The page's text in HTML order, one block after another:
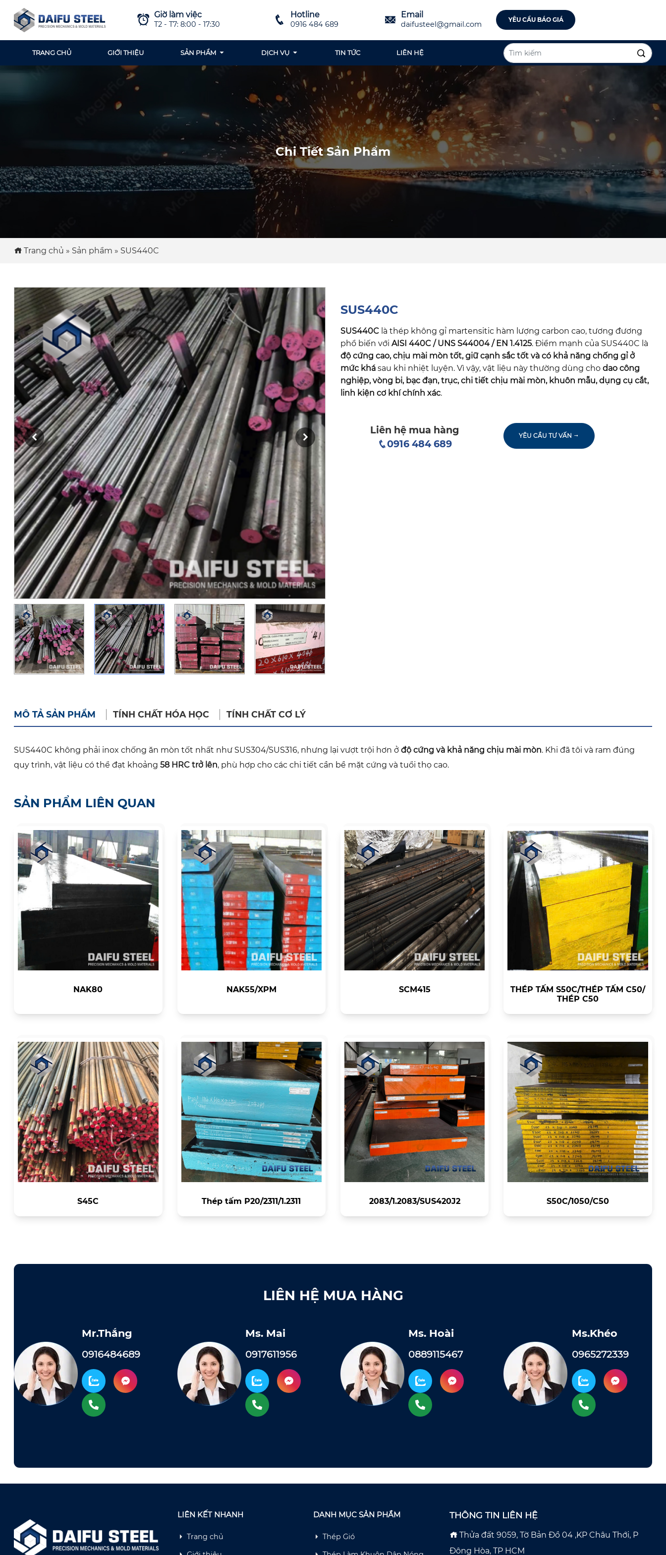
Giờ làm việc
T2 - T7: 8:00 - 17:30
Hotline
0916 484 689
Email
daifusteel@gmail.com
YÊU CẦU BÁO GIÁ
TRANG CHỦ GIỚI THIỆU SẢN PHẨM DỊCH VỤ TIN TỨC LIÊN HỆ
Chi Tiết Sản Phẩm
Trang chủ » Sản phẩm » SUS440C
SUS440C
SUS440C là thép không gỉ martensitic hàm lượng carbon cao, tương đương
phổ biến với AISI 440C / UNS S44004 / EN 1.4125. Điểm mạnh của SUS440C là
độ cứng cao, chịu mài mòn tốt, giữ cạnh sắc tốt và có khả năng chống gỉ ở
mức khá sau khi nhiệt luyện. Vì vậy, vật liệu này thường dùng cho dao công
nghiệp, vòng bi, bạc đạn, trục, chi tiết chịu mài mòn, khuôn mẫu, dụng cụ cắt,
linh kiện cơ khí chính xác.
Liên hệ mua hàng
0916 484 689
YÊU CẦU TƯ VẤN
MÔ TẢ SẢN PHẨM TÍNH CHẤT HÓA HỌC TÍNH CHẤT CƠ LÝ
SUS440C không phải inox chống ăn mòn tốt nhất như SUS304/SUS316, nhưng lại vượt trội hơn ởđộ cứng và khả năng chịu mài mòn. Khi đã tôi và ram đúng
quy trình, vật liệu có thể đạt khoảng58 HRC trở lên, phù hợp cho các chi tiết cần bề mặt cứng và tuổi thọ cao.
SẢN PHẨM LIÊN QUAN
NAK80 NAK55/XPM SCM415
THÉP TẤM S50C/THÉP TẤM C50/
THÉP C50
S45C Thép tấm P20/2311/1.2311 2083/1.2083/SUS420J2 S50C/1050/C50
LIÊN HỆ MUA HÀNG
Mr.Thắng
0916484689
Ms. Mai
0917611956
Ms. Hoài
0889115467
Ms.Khéo
0965272339
LIÊN KẾT NHANH
Trang chủ
DANH MỤC SẢN PHẨM
Thép Gió
THÔNG TIN LIÊN HỆ
Thửa đất 9059, Tờ Bản Đồ 04 ,KP Châu Thới, P
Đông Hòa, TP HCM